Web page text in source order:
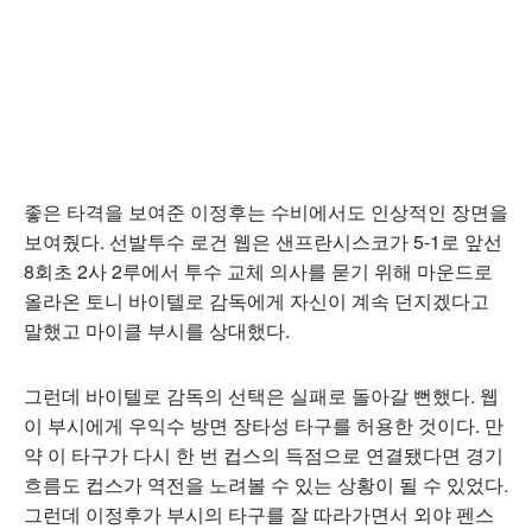
좋은 타격을 보여준 이정후는 수비에서도 인상적인 장면을
보여줬다. 선발투수 로건 웹은 샌프란시스코가 5-1로 앞선
8회초 2사 2루에서 투수 교체 의사를 묻기 위해 마운드로
올라온 토니 바이텔로 감독에게 자신이 계속 던지겠다고
말했고 마이클 부시를 상대했다.
그런데 바이텔로 감독의 선택은 실패로 돌아갈 뻔했다. 웹
이 부시에게 우익수 방면 장타성 타구를 허용한 것이다. 만
약 이 타구가 다시 한 번 컵스의 득점으로 연결됐다면 경기
흐름도 컵스가 역전을 노려볼 수 있는 상황이 될 수 있었다.
그런데 이정후가 부시의 타구를 잘 따라가면서 외야 펜스